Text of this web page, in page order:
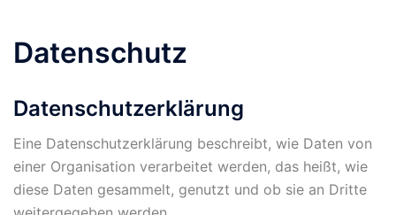
Datenschutz
Datenschutzerklärung
Eine Datenschutzerklärung beschreibt, wie Daten von
einer Organisation verarbeitet werden, das heißt, wie
diese Daten gesammelt, genutzt und ob sie an Dritte